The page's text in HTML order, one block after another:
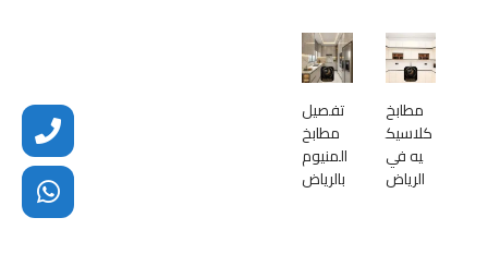
مطابخ
كلاسيك
يه في
الرياض
تفصيل
مطابخ
المنيوم
بالرياض